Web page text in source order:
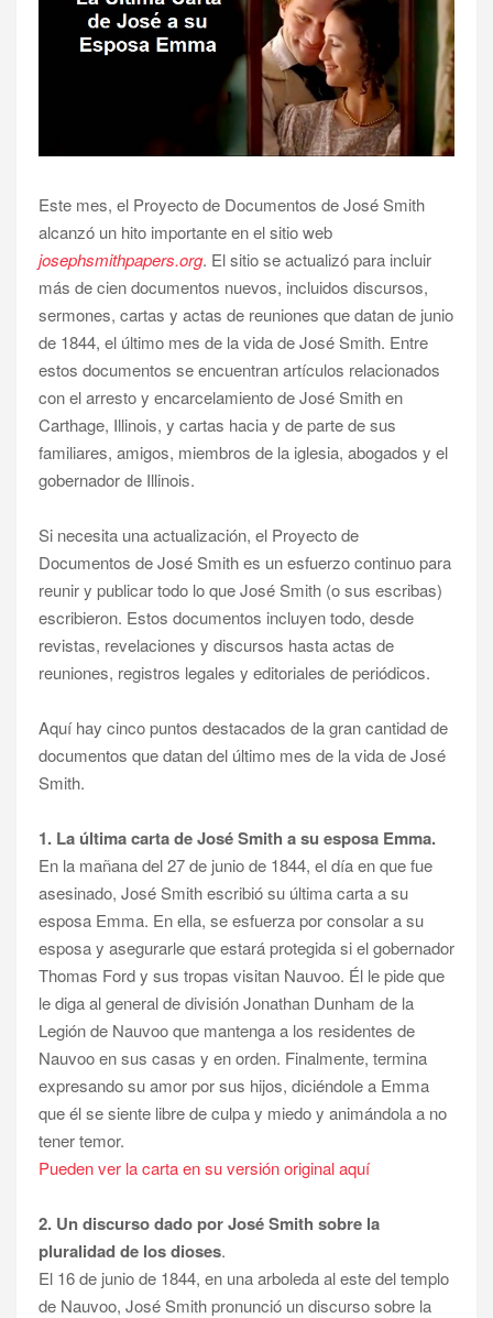
Este mes, el Proyecto de Documentos de José Smith
alcanzó un hito importante en el sitio web
josephsmithpapers.org. El sitio se actualizó para incluir
más de cien documentos nuevos, incluidos discursos,
sermones, cartas y actas de reuniones que datan de junio
de 1844, el último mes de la vida de José Smith. Entre
estos documentos se encuentran artículos relacionados
con el arresto y encarcelamiento de José Smith en
Carthage, Illinois, y cartas hacia y de parte de sus
familiares, amigos, miembros de la iglesia, abogados y el
gobernador de Illinois.
Si necesita una actualización, el Proyecto de
Documentos de José Smith es un esfuerzo continuo para
reunir y publicar todo lo que José Smith (o sus escribas)
escribieron. Estos documentos incluyen todo, desde
revistas, revelaciones y discursos hasta actas de
reuniones, registros legales y editoriales de periódicos.
Aquí hay cinco puntos destacados de la gran cantidad de
documentos que datan del último mes de la vida de José
Smith.
1. La última carta de José Smith a su esposa Emma.
En la mañana del 27 de junio de 1844, el día en que fue
asesinado, José Smith escribió su última carta a su
esposa Emma. En ella, se esfuerza por consolar a su
esposa y asegurarle que estará protegida si el gobernador
Thomas Ford y sus tropas visitan Nauvoo. Él le pide que
le diga al general de división Jonathan Dunham de la
Legión de Nauvoo que mantenga a los residentes de
Nauvoo en sus casas y en orden. Finalmente, termina
expresando su amor por sus hijos, diciéndole a Emma
que él se siente libre de culpa y miedo y animándola a no
tener temor.
Pueden ver la carta en su versión original aquí
2. Un discurso dado por José Smith sobre la
pluralidad de los dioses.
El 16 de junio de 1844, en una arboleda al este del templo
de Nauvoo, José Smith pronunció un discurso sobre la